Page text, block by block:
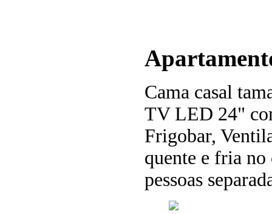
Cama casal
TV LED 24"
Frigobar,
quente e fria
pessoas